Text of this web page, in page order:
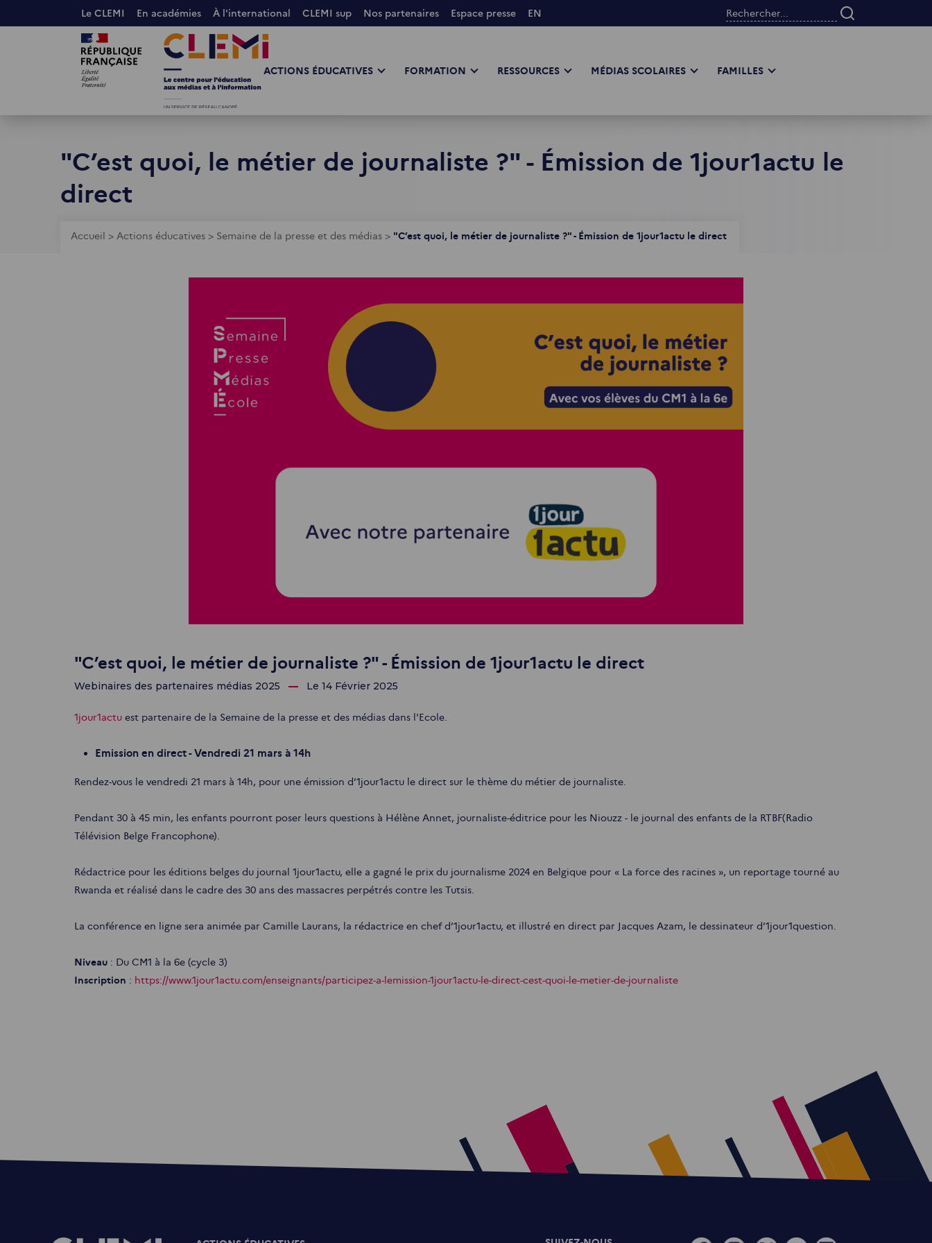
au
Le CLEMI En académies À l'international CLEMI sup Nos partenaires Espace presse EN Rechercher...
Images Images
ACTIONS ÉDUCATIVES FORMATION RESSOURCES MÉDIAS SCOLAIRES FAMILLES
"C’est quoi, le métier de journaliste ?" - Émission de 1jour1actu le
direct
Fil
Accueil > Actions éducatives > Semaine de la presse et des médias > "C’est quoi, le métier de journaliste ?" - Émission de 1jour1actu le direct
"C’est quoi, le métier de journaliste ?" - Émission de 1jour1actu le direct
Webinaires des partenaires médias 2025 Le 14 Février 2025
1jour1actu est partenaire de la Semaine de la presse et des médias dans l'Ecole.
Emission en direct - Vendredi 21 mars à 14h
Rendez-vous le vendredi 21 mars à 14h, pour une émission d’1jour1actu le direct sur le thème du métier de journaliste.
Pendant 30 à 45 min, les enfants pourront poser leurs questions à Hélène Annet, journaliste-éditrice pour les Niouzz - le journal des enfants de la RTBF(Radio
Télévision Belge Francophone).
Rédactrice pour les éditions belges du journal 1jour1actu, elle a gagné le prix du journalisme 2024 en Belgique pour « La force des racines », un reportage tourné au
Rwanda et réalisé dans le cadre des 30 ans des massacres perpétrés contre les Tutsis.
La conférence en ligne sera animée par Camille Laurans, la rédactrice en chef d’1jour1actu, et illustré en direct par Jacques Azam, le dessinateur d’1jour1question.
Niveau : Du CM1 à la 6e (cycle 3)
Inscription : https://www.1jour1actu.com/enseignants/participez-a-lemission-1jour1actu-le-direct-cest-quoi-le-metier-de-journaliste